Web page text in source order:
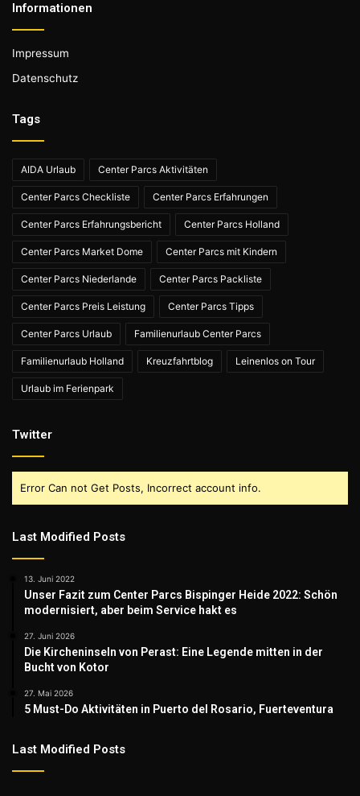
Informationen
Impressum
Datenschutz
Tags
AIDA Urlaub Center Parcs Aktivitäten
Center Parcs Checkliste Center Parcs Erfahrungen
Center Parcs Erfahrungsbericht Center Parcs Holland
Center Parcs Market Dome Center Parcs mit Kindern
Center Parcs Niederlande Center Parcs Packliste
Center Parcs Preis Leistung Center Parcs Tipps
Center Parcs Urlaub Familienurlaub Center Parcs
Familienurlaub Holland Kreuzfahrtblog Leinenlos on Tour
Urlaub im Ferienpark
Twitter
Error Can not Get Posts, Incorrect account info.
Last Modified Posts
13. Juni 2022
Unser Fazit zum Center Parcs Bispinger Heide 2022: Schön
modernisiert, aber beim Service hakt es
27. Juni 2026
Die Kircheninseln von Perast: Eine Legende mitten in der
Bucht von Kotor
27. Mai 2026
5 Must-Do Aktivitäten in Puerto del Rosario, Fuerteventura
Last Modified Posts